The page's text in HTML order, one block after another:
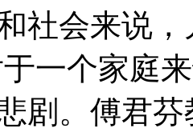
社会来说
一个家庭
剧。傅君